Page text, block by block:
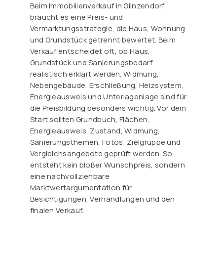
Beim Immobilienverkauf in Glinzendorf
braucht es eine Preis- und
Vermarktungsstrategie, die Haus, Wohnung
und Grundstück getrennt bewertet. Beim
Verkauf entscheidet oft, ob Haus,
Grundstück und Sanierungsbedarf
realistisch erklärt werden. Widmung,
Nebengebäude, Erschließung, Heizsystem,
Energieausweis und Unterlagenlage sind für
die Preisbildung besonders wichtig. Vor dem
Start sollten Grundbuch, Flächen,
Energieausweis, Zustand, Widmung,
Sanierungsthemen, Fotos, Zielgruppe und
Vergleichsangebote geprüft werden. So
entsteht kein bloßer Wunschpreis, sondern
eine nachvollziehbare
Marktwertargumentation für
Besichtigungen, Verhandlungen und den
finalen Verkauf.